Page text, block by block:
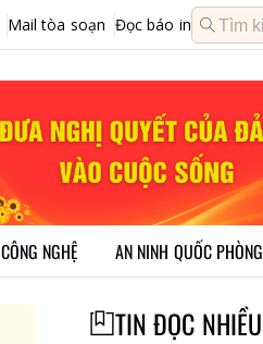
Mail tòa soạn Đọc báo in
NGHỆ AN NINH QUỐC PHÒNG
TIN ĐỌC NHIỀU